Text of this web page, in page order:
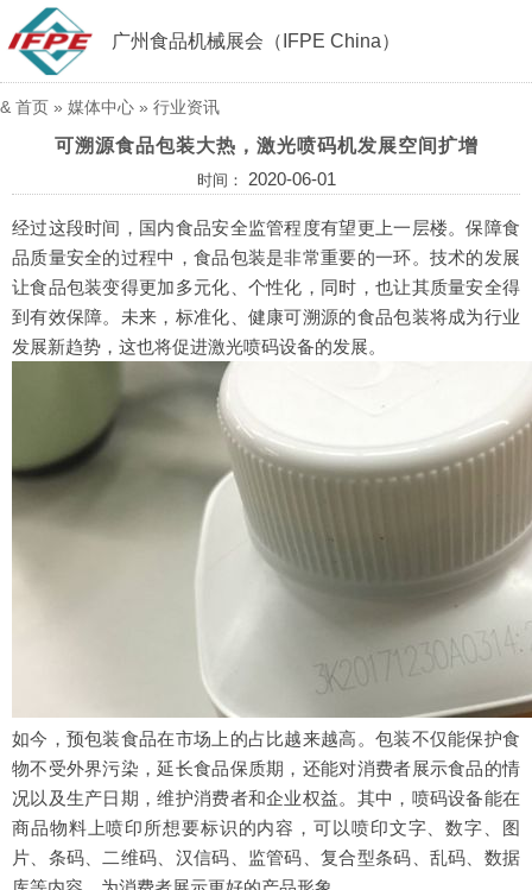
广州食品机械展会（IFPE China）
& 首页 » 媒体中心 » 行业资讯
可溯源食品包装大热，激光喷码机发展空间扩增
时间： 2020-06-01
经过这段时间，国内食品安全监管程度有望更上一层楼。保障食
品质量安全的过程中，食品包装是非常重要的一环。技术的发展
让食品包装变得更加多元化、个性化，同时，也让其质量安全得
到有效保障。未来，标准化、健康可溯源的食品包装将成为行业
发展新趋势，这也将促进激光喷码设备的发展。
如今，预包装食品在市场上的占比越来越高。包装不仅能保护食
物不受外界污染，延长食品保质期，还能对消费者展示食品的情
况以及生产日期，维护消费者和企业权益。其中，喷码设备能在
商品物料上喷印所想要标识的内容，可以喷印文字、数字、图
片、条码、二维码、汉信码、监管码、复合型条码、乱码、数据